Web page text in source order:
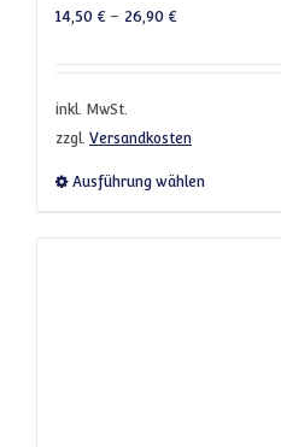
14,50 €– 26,90 €
inkl. MwSt.
zzgl. Versandkosten
Ausführung wählen Dieses